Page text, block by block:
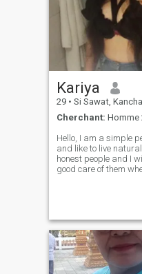
Kariya
29 • Si Sawat, Kanchanaburi,
Cherchant: Homme
Hello, I am a simple
and like to live
honest people and I
good care of them